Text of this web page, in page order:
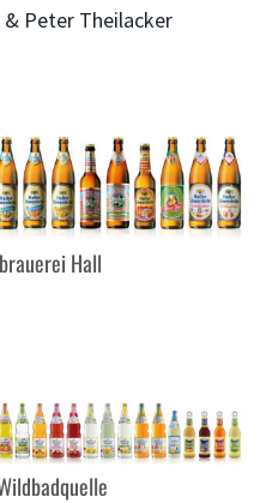
& Peter Theilacker
Hall